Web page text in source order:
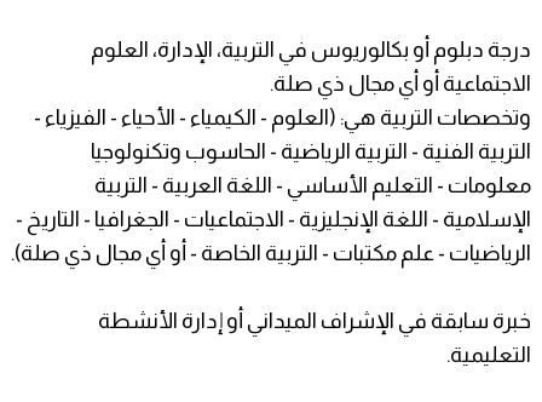
درجة دبلوم أو بكالوريوس في التربية، الإدارة، العلوم
الاجتماعية أو أي مجال ذي صلة.
وتخصصات التربية هي: (العلوم - الكيمياء - الأحياء - الفيزياء -
التربية الفنية - التربية الرياضية - الحاسوب وتكنولوجيا
معلومات - التعليم الأساسي - اللغة العربية - التربية
الإسلامية - اللغة الإنجليزية - الاجتماعيات - الجغرافيا - التاريخ -
الرياضيات - علم مكتبات - التربية الخاصة - أو أي مجال ذي صلة).
خبرة سابقة في الإشراف الميداني أو إدارة الأنشطة
التعليمية.